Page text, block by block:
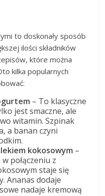
to doskonały sposób
ilości składników
które można
kilka popularnych
– To klasyczne
jest smaczne, ale
witamin. Szpinak
a banan czyni
kokosowym –
połączeniu z
staje się
Ananas dodaje
nadaje kremową